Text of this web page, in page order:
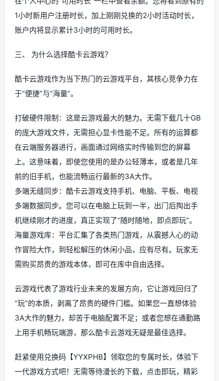
1小时新用户注册时长，加上刚刚兑换的2小时活动时长，
账户内将显示累计3小时的可用时长。
三、 为什么选择酷卡云游戏？
酷卡云游戏作为当下热门的云游戏平台，其核心竞争力在
于“便捷”与“海量”。
打破硬件限制：这是云游戏最大的魅力。无需下载几十GB
的庞大游戏文件，无需担心显卡性能不足。所有的运算都
在云端服务器进行，画面通过网络实时传输到您的屏幕
上。这意味着，即使您使用的是办公轻薄本，或者是几年
前的旧手机，也能流畅运行最新的3A大作。
多端无缝同步：酷卡云游戏支持手机、电脑、平板、电视
多端数据同步。您可以在电脑上玩到一半，出门后掏出手
机继续刚才的进度，真正实现了“随时随地，即点即玩”。
海量游戏库：平台汇集了各类热门游戏，从震撼人心的动
作冒险大作，到轻松解压的休闲小品，应有尽有。玩家无
需购买昂贵的游戏本体，即可在库中自由选择。
云游戏代表了游戏行业未来的发展方向，它让游戏回归了
“玩”的本质，剥离了昂贵的硬件门槛。如果您一直想体验
3A大作的魅力，却苦于电脑配置不足；或者您想在通勤路
上用手机畅玩端游，那么酷卡云游戏无疑是最佳选择。
赶紧使用兑换码【YYXPHB】领取您的专属时长，体验下
一代游戏方式吧！无需等待漫长的下载，点击即玩，精彩